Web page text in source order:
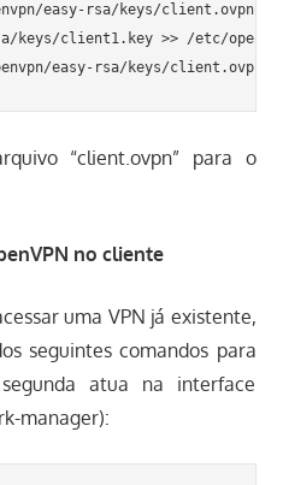
easy-rsa/keys/client.ovpn
keys/client1.key >> /etc/
“client.ovpn” para o
no cliente
uma VPN já existente,
seguintes comandos para
atua na interface
manager):